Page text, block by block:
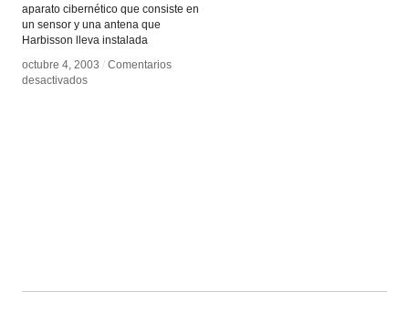
aparato cibernético que consiste en
un sensor y una antena que
Harbisson lleva instalada
octubre 4, 2003 / Comentarios
desactivadosen
octubre 4, 2003 / Comentarios
desactivadosen